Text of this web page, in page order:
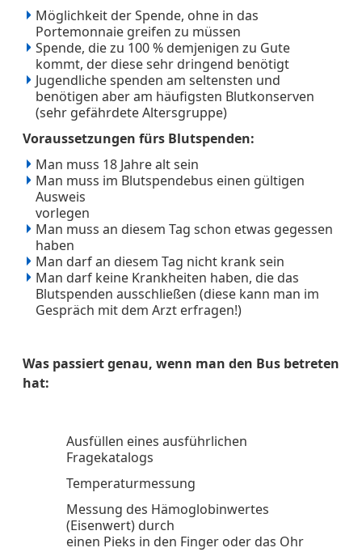
Möglichkeit der Spende, ohne in das
Portemonnaie greifen zu müssen
Spende, die zu 100 % demjenigen zu Gute
kommt, der diese sehr dringend benötigt
Jugendliche spenden am seltensten und
benötigen aber am häufigsten Blutkonserven
(sehr gefährdete Altersgruppe)
Voraussetzungen fürs Blutspenden:
Man muss 18 Jahre alt sein
Man muss im Blutspendebus einen gültigen
Ausweis
vorlegen
Man muss an diesem Tag schon etwas gegessen
haben
Man darf an diesem Tag nicht krank sein
Man darf keine Krankheiten haben, die das
Blutspenden ausschließen (diese kann man im
Gespräch mit dem Arzt erfragen!)
Was passiert genau, wenn man den Bus betreten
hat:
Ausfüllen eines ausführlichen
Fragekatalogs
Temperaturmessung
Messung des Hämoglobinwertes
(Eisenwert) durch
einen Pieks in den Finger oder das Ohr